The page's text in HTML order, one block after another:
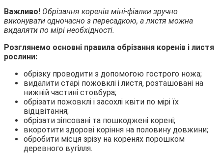
Важливо! Обрізання коренів міні-фіалки зручно
виконувати одночасно з пересадкою, а листя можна
видаляти по мірі необхідності.
Розглянемо основні правила обрізання коренів і листя
рослини:
обрізку проводити з допомогою гострого ножа;
видалити старі пожовклі і листя, розташовані на
нижній частині стовбура;
обрізати пожовклі і засохлі квіти по мірі їх
відцвітання;
обрізати зіпсовані та пошкоджені корені;
вкоротити здорові коріння на половину довжини;
обробити місця зрізу на коренях порошком
деревного вугілля.